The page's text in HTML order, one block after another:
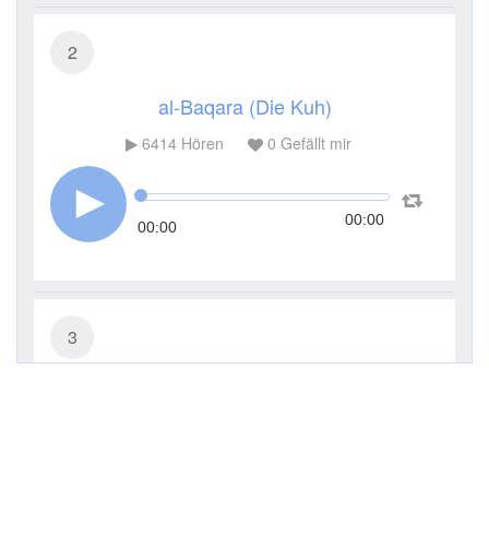
2
al-Baqara (Die Kuh)
6414Hören 0 Gefällt mir
00:00 00:00
3